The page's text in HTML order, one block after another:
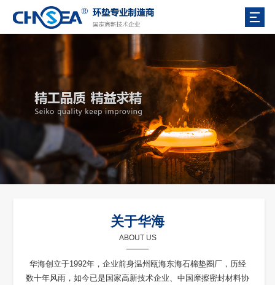
关于华海
ABOUT US
华海创立于1992年，企业前身温州瓯海东海石棉垫圈厂，历经
数十年风雨，如今已是国家高新技术企业、中国摩擦密封材料协